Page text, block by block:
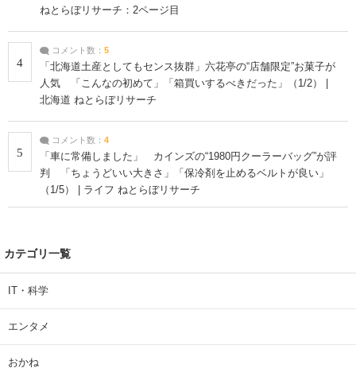
ねとらぼリサーチ：2ページ目
4
コメント数： 5
「北海道土産としてもセンス抜群」六花亭の“店舗限定”お菓子が
人気 「こんなの初めて」「箱買いするべきだった」（1/2） |
北海道 ねとらぼリサーチ
5
コメント数： 4
「車に常備しました」 カインズの“1980円クーラーバッグ”が評
判 「ちょうどいい大きさ」「保冷剤を止めるベルトが良い」
（1/5） | ライフ ねとらぼリサーチ
カテゴリ一覧
IT・科学
エンタメ
おかね